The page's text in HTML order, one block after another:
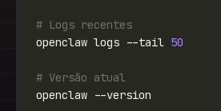
# Logs recentes
openclaw logs --tail 50
# Versão atual